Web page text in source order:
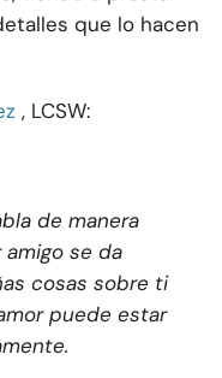
que lo hacen
, LCSW:
de manera
se da
cosas sobre ti
puede estar